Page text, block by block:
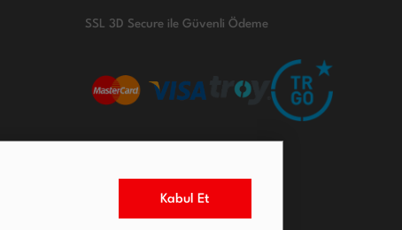
SSL 3D Secure ile Güvenli Ödeme
Kabul Et